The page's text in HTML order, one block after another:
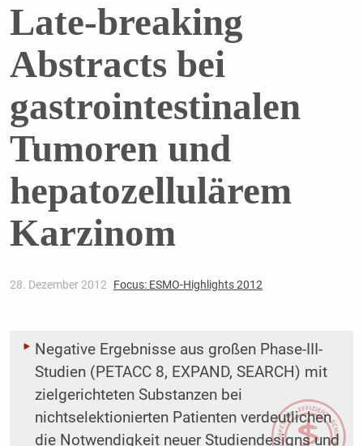
Late-breaking
Abstracts bei
gastrointestinalen
Tumoren und
hepatozellulärem
Karzinom
28. Dezember 2012 Focus: ESMO-Highlights 2012
Negative Ergebnisse aus großen Phase-III-
Studien (PETACC 8, EXPAND, SEARCH) mit
zielgerichteten Substanzen bei
nichtselektionierten Patienten verdeutlichen
die Notwendigkeit neuer Studiendesigns und